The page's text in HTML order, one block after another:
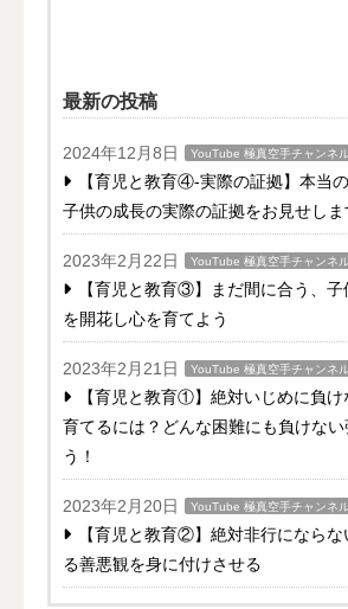
最新の投稿
2024年12月8日 YouTube 極真空手チャンネ
【育児と教育④-実際の証拠】本当
子供の成長の実際の証拠をお見せしま
2023年2月22日 YouTube 極真空手チャンネ
【育児と教育③】まだ間に合う、
を開花し心を育てよう
2023年2月21日 YouTube 極真空手チャンネ
【育児と教育①】絶対いじめに負
育てるには？どんな困難にも負けない
う！
2023年2月20日 YouTube 極真空手チャンネ
【育児と教育②】絶対非行になら
る善悪観を身に付けさせる